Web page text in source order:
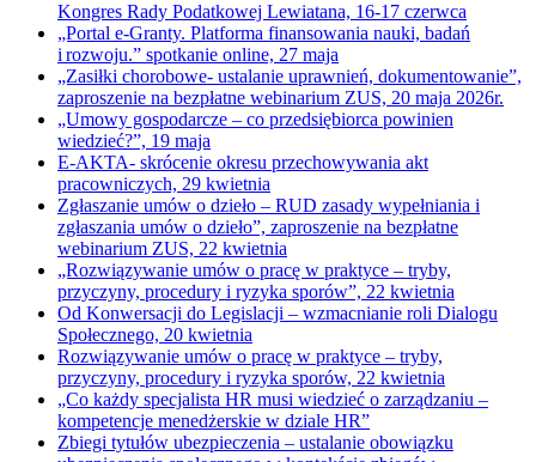
Kongres Rady Podatkowej Lewiatana, 16-17 czerwca
„Portal e-Granty. Platforma finansowania nauki, badań
i rozwoju.” spotkanie online, 27 maja
„Zasiłki chorobowe- ustalanie uprawnień, dokumentowanie”,
zaproszenie na bezpłatne webinarium ZUS, 20 maja 2026r.
„Umowy gospodarcze – co przedsiębiorca powinien
wiedzieć?”, 19 maja
E-AKTA- skrócenie okresu przechowywania akt
pracowniczych, 29 kwietnia
Zgłaszanie umów o dzieło – RUD zasady wypełniania i
zgłaszania umów o dzieło”, zaproszenie na bezpłatne
webinarium ZUS, 22 kwietnia
„Rozwiązywanie umów o pracę w praktyce – tryby,
przyczyny, procedury i ryzyka sporów”, 22 kwietnia
Od Konwersacji do Legislacji – wzmacnianie roli Dialogu
Społecznego, 20 kwietnia
Rozwiązywanie umów o pracę w praktyce – tryby,
przyczyny, procedury i ryzyka sporów, 22 kwietnia
„Co każdy specjalista HR musi wiedzieć o zarządzaniu –
kompetencje menedżerskie w dziale HR”
Zbiegi tytułów ubezpieczenia – ustalanie obowiązku